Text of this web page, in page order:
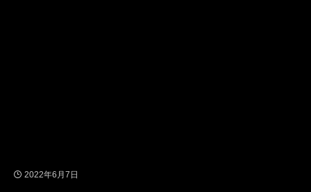
2022年6月7日